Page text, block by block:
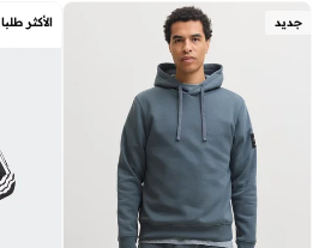
جديد الأكثر طلبا